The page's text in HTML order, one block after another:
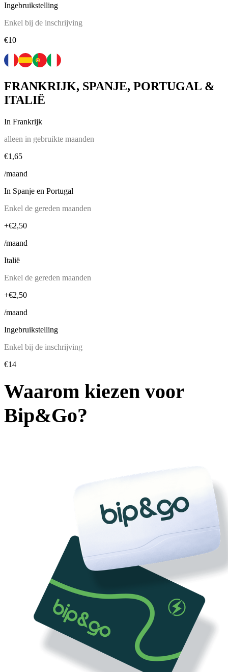
Ingebruikstelling
Enkel bij de inschrijving
€10
FRANKRIJK, SPANJE, PORTUGAL &
ITALIË
In Frankrijk
alleen in gebruikte maanden
€1,65
/maand
In Spanje en Portugal
Enkel de gereden maanden
+€2,50
/maand
Italië
Enkel de gereden maanden
+€2,50
/maand
Ingebruikstelling
Enkel bij de inschrijving
€14
Waarom kiezen voor
Bip&Go?